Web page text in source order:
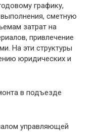
графику,
сметную
затрат на
привлечение
На эти структуры
юридических и
в подъезде
управляющей